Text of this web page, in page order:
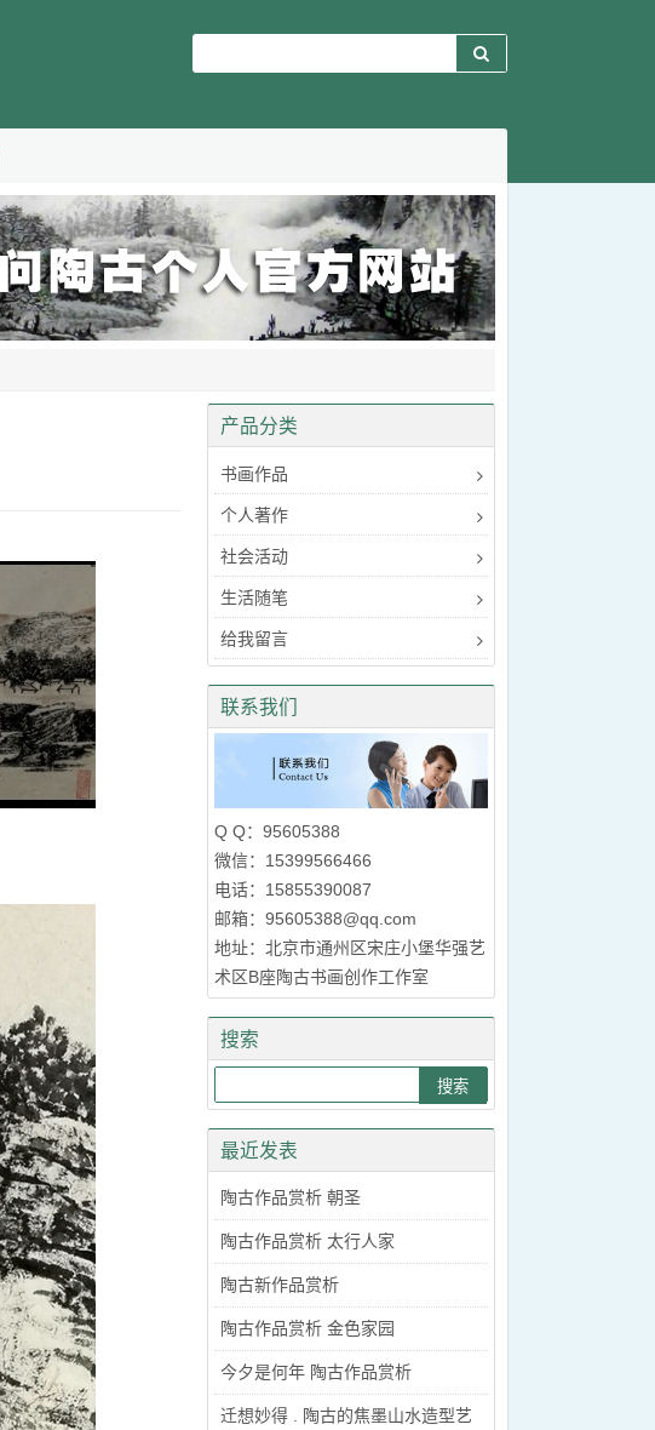
产品分类
书画作品
个人著作
社会活动
生活随笔
给我留言
联系我们
Q Q：95605388
微信：15399566466
电话：15855390087
邮箱：95605388@qq.com
地址：北京市通州区宋庄小堡华强艺
术区B座陶古书画创作工作室
搜索
最近发表
陶古作品赏析 朝圣
陶古作品赏析 太行人家
陶古新作品赏析
陶古作品赏析 金色家园
今夕是何年 陶古作品赏析
迁想妙得 . 陶古的焦墨山水造型艺